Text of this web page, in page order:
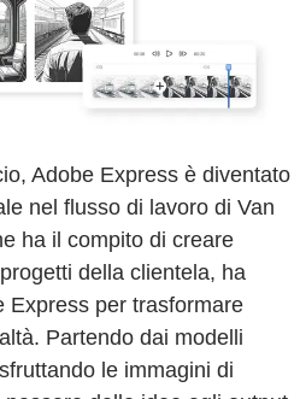
Adobe Express è diventato
nel flusso di lavoro di Van
ha il compito di creare
della clientela, ha
Express per trasformare
Partendo dai modelli
le immagini di